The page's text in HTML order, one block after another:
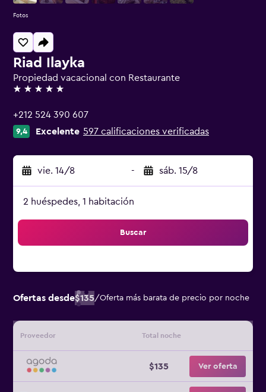
Riad Ilayka
Propiedad vacacional con Restaurante
5 estrellas
+212 524 390 607
9,4 Excelente 597 calificaciones verificadas
vie. 14/8 - sáb. 15/8
2 huéspedes, 1 habitación
Buscar
Ofertas desde$135/Oferta más barata de precio por noche
Proveedor Total noche
$135 Ver oferta
Fotos